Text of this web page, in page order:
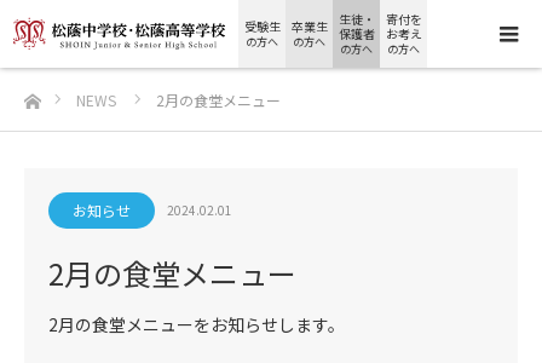
受験生
の方へ
卒業生
の方へ
生徒・
保護者
の方へ
寄付を
お考え
の方へ
ホームNEWS 2月の食堂メニュー
お知らせ 2024.02.01
2月の食堂メニュー
2月の食堂メニューをお知らせします。